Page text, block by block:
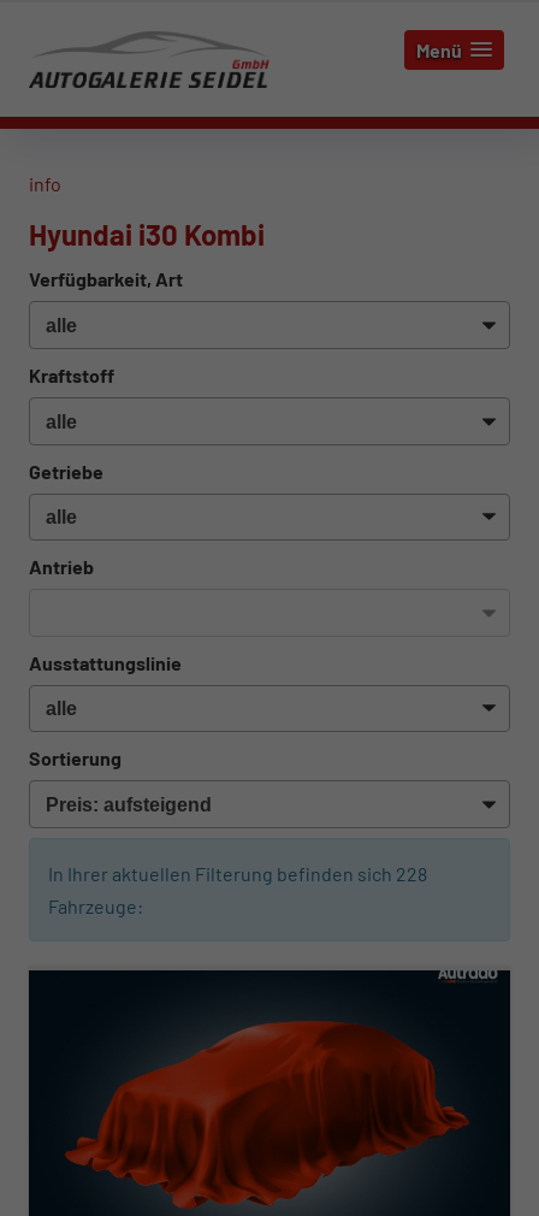
Menü
info
Hyundai i30 Kombi
Verfügbarkeit, Art
Kraftstoff
Getriebe
Antrieb
Ausstattungslinie
Sortierung
In Ihrer aktuellen Filterung befinden sich 228
Fahrzeuge:
ab 225,– € mtl.